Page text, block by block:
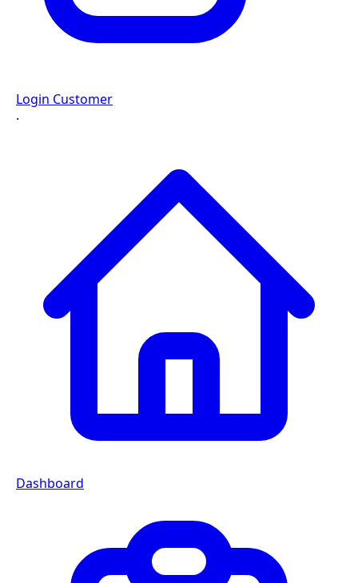
Login Customer
·
Dashboard